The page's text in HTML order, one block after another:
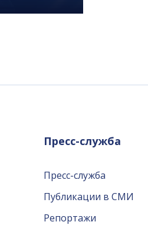
Пресс-служба
Пресс-служба
Публикации в СМИ
Репортажи